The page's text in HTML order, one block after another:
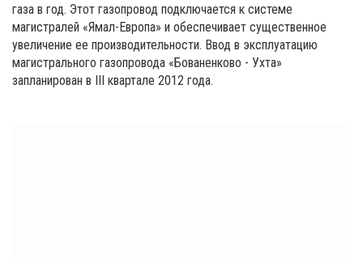
газа в год. Этот газопровод подключается к системе
магистралей «Ямал-Европа» и обеспечивает существенное
увеличение ее производительности. Ввод в эксплуатацию
магистрального газопровода «Бованенково - Ухта»
запланирован в III квартале 2012 года.